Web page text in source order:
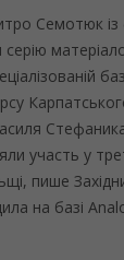
Семотюк із
участь у
пише
на базі